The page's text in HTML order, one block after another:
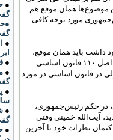
موضوع‌ها همان موقع هم
مورد توجه کافی
داشت باید همان موقع،
یعنی نیمه بهمن ۵۸، این موضوع علنی می‌شد. به سادگی می شد اسنناد کرد که در اصل ١١٠ قانون اساسی
در قانون اساسی در مورد
حق شرعی، در حکم رئیس‌جمهوری،
آیت‌الله خمینی وقتی
نظرات خود تا آخرین
●
●
●
●
●
●
●